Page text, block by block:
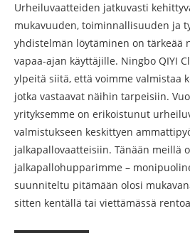
Urheiluvaatteiden jatkuvasti
mukavuuden, toiminnallisuuden ja
yhdistelmän löytäminen on tärkeää
vapaa-ajan käyttäjille. Ningbo QIYI
ylpeitä siitä, että voimme valmistaa
jotka vastaavat näihin tarpeisiin.
yrityksemme on erikoistunut
valmistukseen keskittyen
jalkapallovaatteisiin. Tänään meillä
jalkapallohupparimme –
suunniteltu pitämään olosi
sitten kentällä tai viettämässä